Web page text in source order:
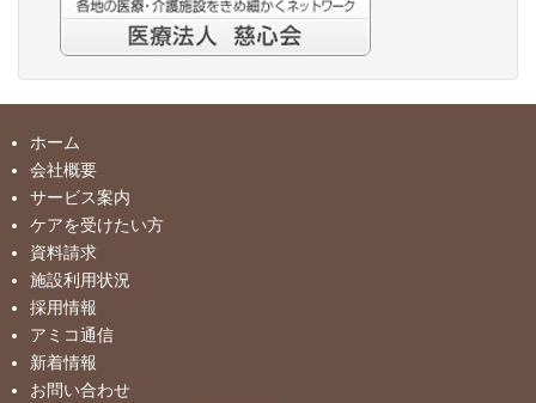
ホーム
会社概要
サービス案内
ケアを受けたい方
資料請求
施設利用状況
採用情報
アミコ通信
新着情報
お問い合わせ